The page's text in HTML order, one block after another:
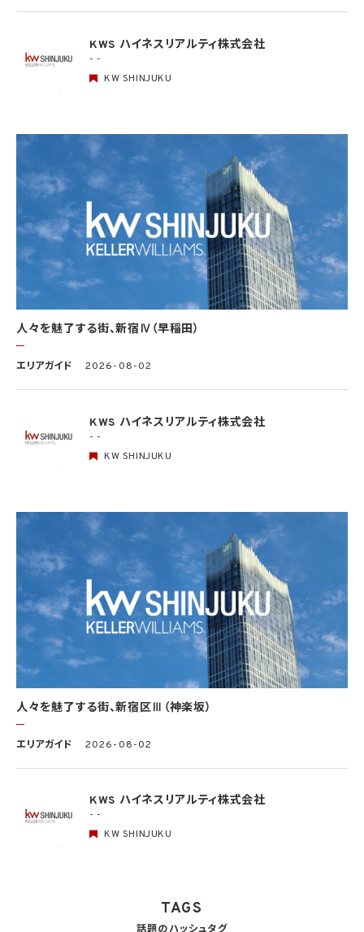
4.2 当社は、違法又は不当な行為を助長し、又は誘発するおそれがある方法により個人
5. 個人情報の適正な取得
5.1 当社は、適正に個人情報を取得し、偽りその他不正の手段により取得しません。
(1) 第4.1項第1号から第4号までのいずれかに該当する場合
(2) 学術研究機関等から要配慮個人情報を取得する場合であって、当該要配慮個人情報
を学術研究目的で取得する必要があるとき（当該要配慮個人情報を取得する目的の一
部が学術研究目的である場合を含み、個人の権利利益を不当に侵害するおそれがある
場合を除きます。）（当該個人情報取扱事業者と当該学術研究機関等が共同して学術研
究を行う場合に限ります。）
(3) 当該要配慮個人情報が、本人、国の機関、地方公共団体、学術研究機関等、個人情報
保護法第57条第1項各号に掲げる者その他個人情報保護委員会規則で定める者により
公開されている場合
(4) 本人を目視し、又は撮影することにより、その外形上明らかな要配慮個人情報を取得
する場合
(5) 第三者から要配慮個人情報の提供を受ける場合であって、当該第三者による当該提
供が第8.1項各号のいずれかに該当するとき
5.3 当社は、第三者から個人情報の提供を受けるに際しては、個人情報保護委員会規則
該個人情報の提供が第4.1項各号のいずれかに該当する場合又は第8.1項各号のいずれ
(2) 当該第三者による当該個人情報の取得の経緯
6. 個人情報の安全管理
当社は、個人情報の紛失、破壊、改ざん及び漏洩などのリスクに対して、個人情報の安全
全管理が図られるよう、必要かつ適切な監督を行います。当社の保有個人データに関す
る具体的な安全管理措置の内容は、以下のとおりです。
基本方針の策定
個人データの適正な取扱いの確保のため、「関係法令・ガイドライン等の遵守」、「質問及
び苦情処理の窓口」等についての基本方針として、本プライバシーポリシーを策定
個人データの取扱いに係る規律の整備
取得、利用、保存、提供、削除・廃棄等の段階ごとに、取扱方法、責任者・担当者及びその
任務等について個人データの取扱規程を策定
組織的安全管理措置
1）個人データの取扱いに関する責任者を設置するとともに、個人データを取り扱う従業
者及び当該従業者が取り扱う個人データの範囲を明確化し、法や取扱規程に違反してい
部の者による監査を実施
1）個人データの取扱いに関する留意事項について、従業者に定期的な研修を実施
2）個人データについての秘密保持に関する事項を就業規則に記載
物理的安全管理措置
1）個人データを取り扱う区域において、従業者の入退室管理及び持ち込む機器等の制限
合、容易に個人データが判明しないよう措置を実施
KWS ハイネスリアルティ株式会社
- -
KW SHINJUKU
人々を魅了する街、新宿Ⅳ（早稲田）
エリアガイド 2026-08-02
KWS ハイネスリアルティ株式会社
- -
KW SHINJUKU
人々を魅了する街、新宿区Ⅲ（神楽坂）
エリアガイド 2026-08-02
KWS ハイネスリアルティ株式会社
- -
KW SHINJUKU
TAGS
話題のハッシュタグ